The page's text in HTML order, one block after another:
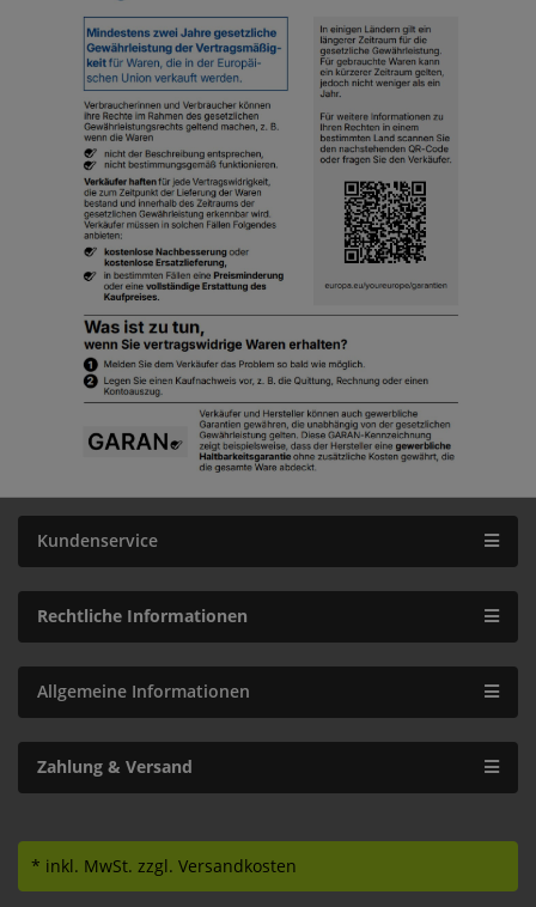
Kundenservice
Rechtliche Informationen
Allgemeine Informationen
Zahlung & Versand
* inkl. MwSt. zzgl. Versandkosten